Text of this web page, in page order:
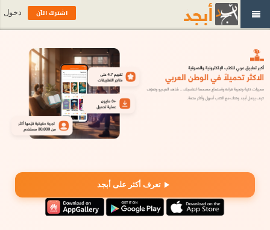
تعرف أكثر على أبجد
اشترك الآن دخول